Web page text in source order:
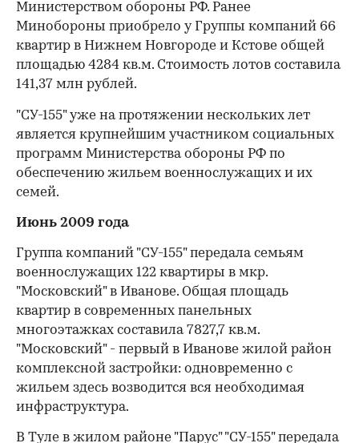
Министерством обороны РФ. Ранее
Минобороны приобрело у Группы компаний 66
квартир в Нижнем Новгороде и Кстове общей
площадью 4284 кв.м. Стоимость лотов составила
141,37 млн рублей.
"СУ-155" уже на протяжении нескольких лет
является крупнейшим участником социальных
программ Министерства обороны РФ по
обеспечению жильем военнослужащих и их
семей.
Июнь 2009 года
Группа компаний "СУ-155" передала семьям
военнослужащих 122 квартиры в мкр.
"Московский" в Иванове. Общая площадь
квартир в современных панельных
многоэтажках составила 7827,7 кв.м.
"Московский" - первый в Иванове жилой район
комплексной застройки: одновременно с
жильем здесь возводится вся необходимая
инфраструктура.
В Туле в жилом районе "Парус" "СУ-155" передала